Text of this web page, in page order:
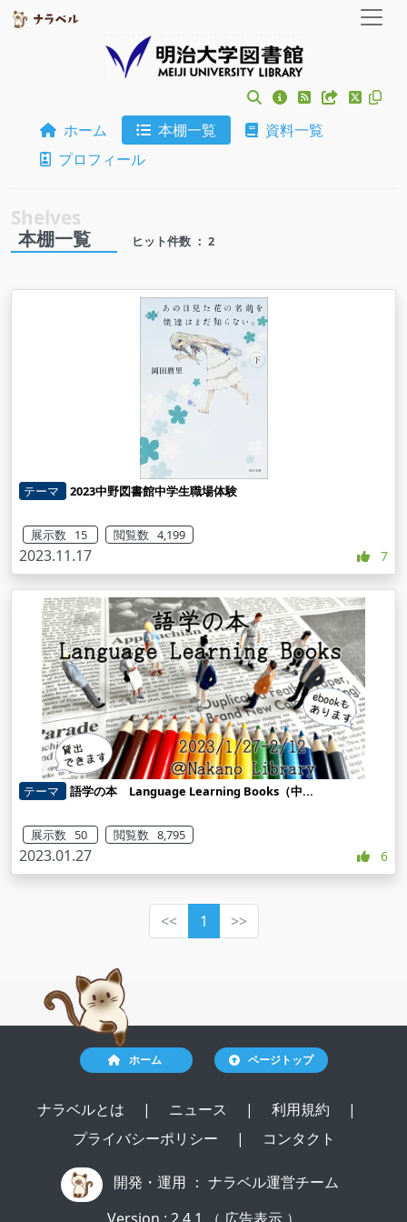
ホーム 本棚一覧
資料一覧
プロフィール
本棚一覧 ヒット件数 ： 2
テーマ 2023中野図書館中学生職場体験
展示数 15 閲覧数 4,199
2023.11.17 7
テーマ 語学の本 Language Learning Books（中...
展示数 50 閲覧数 8,795
2023.01.27 6
<< 1 >>
ホーム ページトップ
ナラベルとは | ニュース | 利用規約
|
プライバシーポリシー
| コンタクト
開発・運用 ： ナラベル運営チーム